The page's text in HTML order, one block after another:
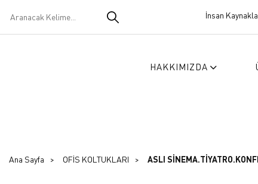
İnsan
HAKKIMIZDA
Ana Sayfa OFİS KOLTUKLARI ASLI